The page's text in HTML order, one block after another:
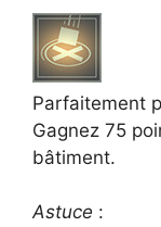
Parfaitement
Gagnez 75
bâtiment.
Astuce :